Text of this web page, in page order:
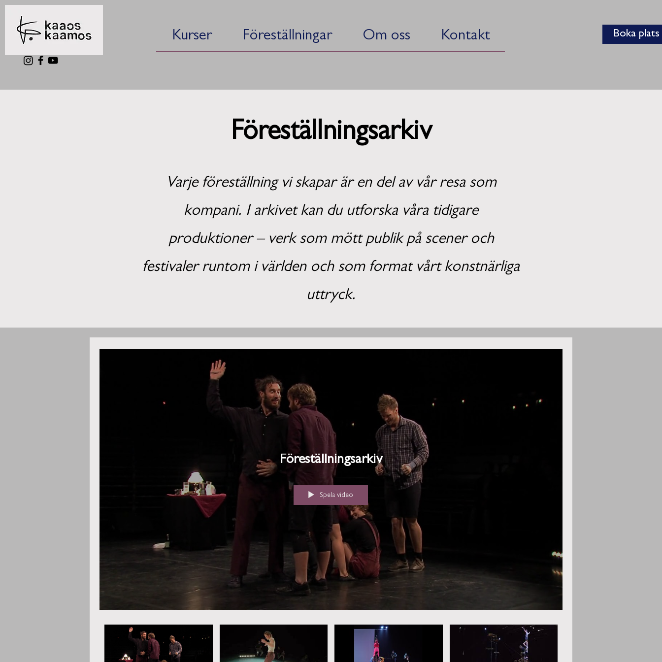
Kurser Föreställningar Om oss Kontakt Boka plats
Föreställningsarkiv
Varje föreställning vi skapar är en del av vår resa som
kompani. I arkivet kan du utforska våra tidigare
produktioner – verk som mött publik på scener och
festivaler runtom i världen och som format vårt konstnärliga
uttryck.
Föreställningsarkiv
Spela video